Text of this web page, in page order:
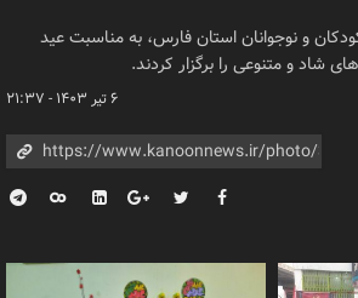
و نوجوانان استان فارس، به مناسبت عید
شاد و متنوعی را برگزار کردند.
۶ تیر ۱۴۰۳ - ۲۱:۳۷